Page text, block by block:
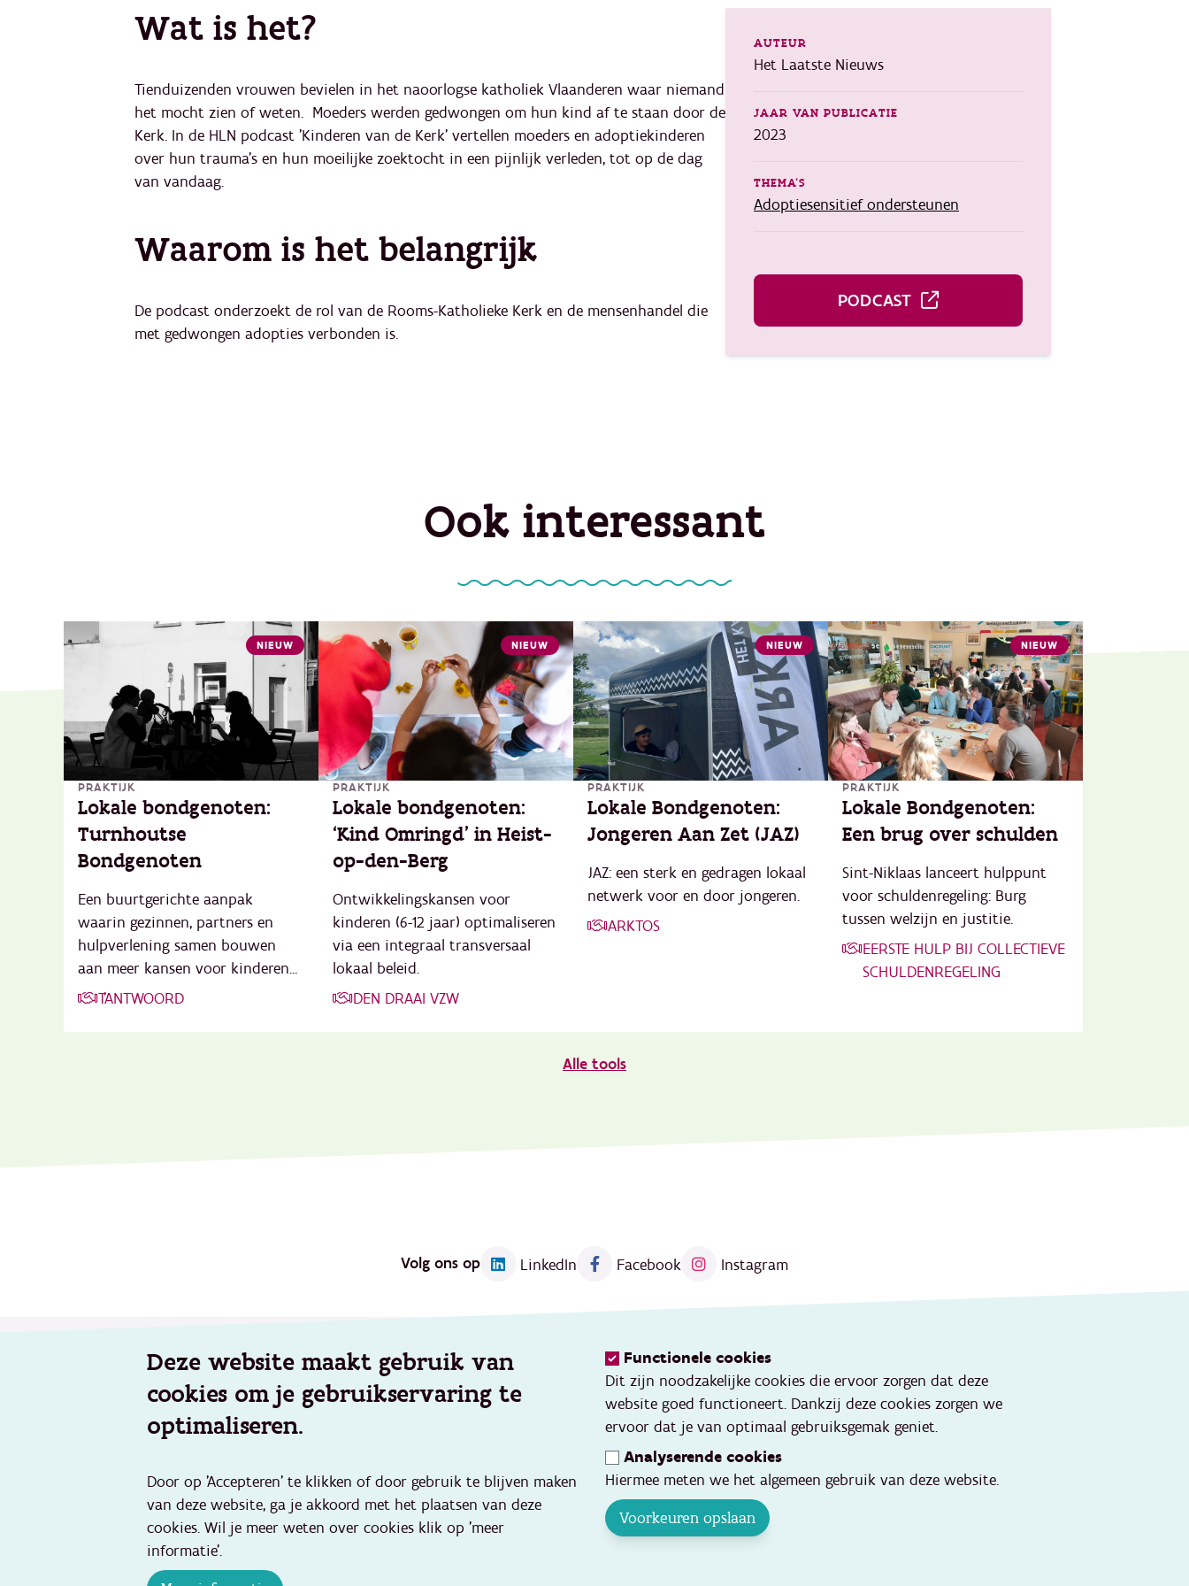
Deze website maakt gebruik van
cookies om je gebruikservaring te
optimaliseren.
Door op 'Accepteren' te klikken of door gebruik te blijven maken
van deze website, ga je akkoord met het plaatsen van deze
cookies. Wil je meer weten over cookies klik op 'meer
informatie'.
Functionele cookies
Dit zijn noodzakelijke cookies die ervoor zorgen dat deze
website goed functioneert. Dankzij deze cookies zorgen we
ervoor dat je van optimaal gebruiksgemak geniet.
Analyserende cookies
Hiermee meten we het algemeen gebruik van deze website.
Voorkeuren opslaan
Wat is het?
Tienduizenden vrouwen bevielen in het naoorlogse katholiek Vlaanderen waar niemand
het mocht zien of weten. Moeders werden gedwongen om hun kind af te staan door de
Kerk. In de HLN podcast 'Kinderen van de Kerk' vertellen moeders en adoptiekinderen
over hun trauma's en hun moeilijke zoektocht in een pijnlijk verleden, tot op de dag
van vandaag.
Waarom is het belangrijk
De podcast onderzoekt de rol van de Rooms-Katholieke Kerk en de mensenhandel die
met gedwongen adopties verbonden is.
AUTEUR
Het Laatste Nieuws
JAAR VAN PUBLICATIE
2023
THEMA'S
Adoptiesensitief ondersteunen
PODCAST
Ook interessant
NIEUW
PRAKTIJK
Lokale bondgenoten:
Turnhoutse
Bondgenoten
Een buurtgerichte aanpak
waarin gezinnen, partners en
hulpverlening samen bouwen
aan meer kansen voor kinderen...
T'ANTWOORD
NIEUW
PRAKTIJK
Lokale bondgenoten:
‘Kind Omringd’ in Heist-
op-den-Berg
Ontwikkelingskansen voor
kinderen (6-12 jaar) optimaliseren
via een integraal transversaal
lokaal beleid.
DEN DRAAI VZW
NIEUW
PRAKTIJK
Lokale Bondgenoten:
Jongeren Aan Zet (JAZ)
JAZ: een sterk en gedragen lokaal
netwerk voor en door jongeren.
ARKTOS
NIEUW
PRAKTIJK
Lokale Bondgenoten:
Een brug over schulden
Sint-Niklaas lanceert hulppunt
voor schuldenregeling: Burg
tussen welzijn en justitie.
EERSTE HULP BIJ COLLECTIEVE
SCHULDENREGELING
Alle tools
Volg ons op LinkedIn Facebook Instagram
Werken voor Opgroeien
Onze vacatures
Veelgestelde vragen
Wie zijn wij en wat doen wij?
Verhalen van medewerkers
Nieuws en pers
Aanbod
Geïntegreerd werken
Jeugdhulp
Jeugddelinquentie
Buitenschoolse opvang en
Kennis
Thema's
Opleidingen en events
Databank kwaliteitsvolle praktijken
Cijfers en onderzoek
Onze websites
Portaal lokale besturen
Portaal jeugdhulp
Kind en Gezin
OverKop